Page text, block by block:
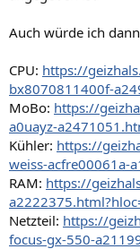
Auch würde ich
CPU: https://
bx8070811400f-
MoBo: https://
a0uayz-
Kühler: https://
weiss-acfre00061a-
RAM: https://
Netzteil: https://
focus-gx-550-